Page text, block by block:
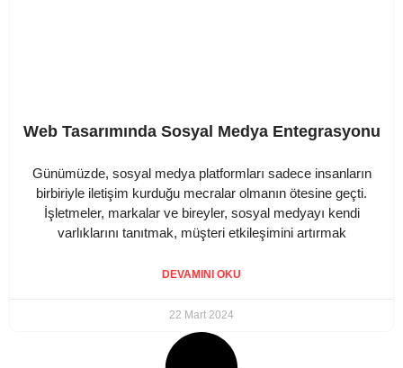
Web Tasarımında Sosyal Medya Entegrasyonu
Günümüzde, sosyal medya platformları sadece insanların
birbiriyle iletişim kurduğu mecralar olmanın ötesine geçti.
İşletmeler, markalar ve bireyler, sosyal medyayı kendi
varlıklarını tanıtmak, müşteri etkileşimini artırmak
DEVAMINI OKU
22 Mart 2024